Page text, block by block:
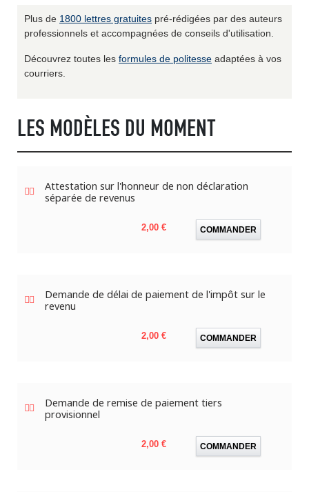
Plus de 1800 lettres gratuites pré-rédigées par des auteurs
professionnels et accompagnées de conseils d'utilisation.
Découvrez toutes les formules de politesse adaptées à vos
courriers.
LES MODÈLES DU MOMENT
Attestation sur l'honneur de non déclaration
séparée de revenus
Prix
2,00 € COMMANDER
Demande de délai de paiement de l'impôt sur le
revenu
Prix
2,00 € COMMANDER
Demande de remise de paiement tiers
provisionnel
Prix
2,00 € COMMANDER